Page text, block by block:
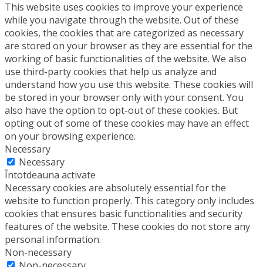
This website uses cookies to improve your experience
while you navigate through the website. Out of these
cookies, the cookies that are categorized as necessary
are stored on your browser as they are essential for the
working of basic functionalities of the website. We also
use third-party cookies that help us analyze and
understand how you use this website. These cookies will
be stored in your browser only with your consent. You
also have the option to opt-out of these cookies. But
opting out of some of these cookies may have an effect
on your browsing experience.
Necessary
Necessary
Întotdeauna activate
Necessary cookies are absolutely essential for the
website to function properly. This category only includes
cookies that ensures basic functionalities and security
features of the website. These cookies do not store any
personal information.
Non-necessary